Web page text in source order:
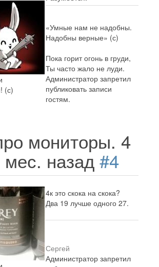
(с)
«Умные нам не надобны.
Надобны верные» (с)
Пока горит огонь в груди,
Ты часто жало не луди.
Администратор запретил
публиковать записи
гостям.
мониторы. 4
мес. назад #4
4к это скока на скока?
Два 19 лучше одного 27.
Сергей
Администратор запретил